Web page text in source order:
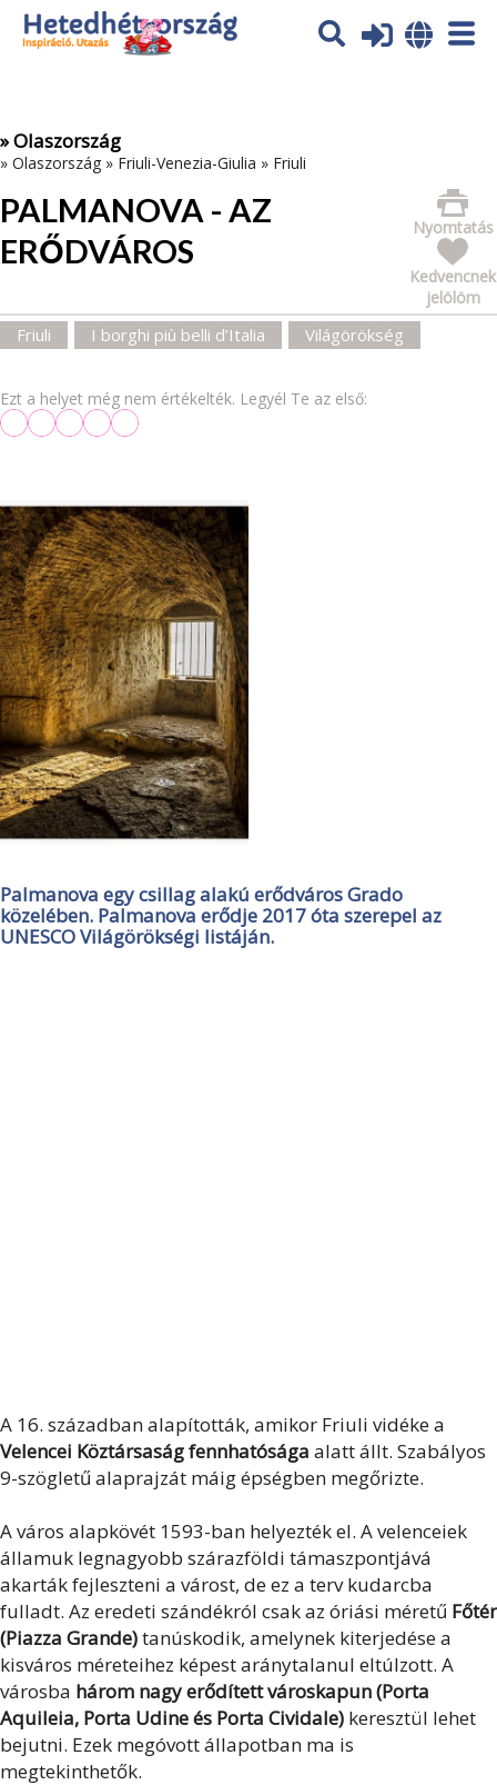
Az oldal sütiket (cookies) használ. További tájékoztatás itt:
Adatvédelmi tájékoztató
» Olaszország
» Olaszország » Friuli-Venezia-Giulia » Friuli
PALMANOVA - AZ
ERŐDVÁROS
Nyomtatás
Kedvencnek
jelölöm
Friuli I borghi più belli d’Italia Világörökség
Ezt a helyet még nem értékelték. Legyél Te az első:
Palmanova egy csillag alakú erődváros Grado
közelében. Palmanova erődje 2017 óta szerepel az
UNESCO Világörökségi listáján.
A 16. században alapították, amikor Friuli vidéke a
Velencei Köztársaság fennhatósága alatt állt. Szabályos
9-szögletű alaprajzát máig épségben megőrizte.
A város alapkövét 1593-ban helyezték el. A velenceiek
államuk legnagyobb szárazföldi támaszpontjává
akarták fejleszteni a várost, de ez a terv kudarcba
fulladt. Az eredeti szándékról csak az óriási méretű Főtér
(Piazza Grande)tanúskodik, amelynek kiterjedése a
kisváros méreteihez képest aránytalanul eltúlzott. A
városba három nagy erődített városkapun (Porta
Aquileia, Porta Udine és Porta Cividale) keresztül lehet
bejutni. Ezek megóvott állapotban ma is
megtekinthetők.